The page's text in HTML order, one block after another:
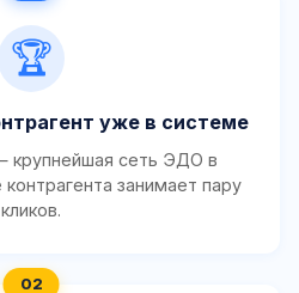
🏆
уже в системе
крупнейшая сеть ЭДО в
занимает пару
кликов.